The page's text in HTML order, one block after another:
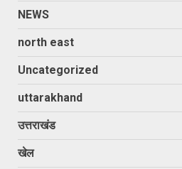
NEWS
north east
Uncategorized
uttarakhand
उत्तराखंड
खेल